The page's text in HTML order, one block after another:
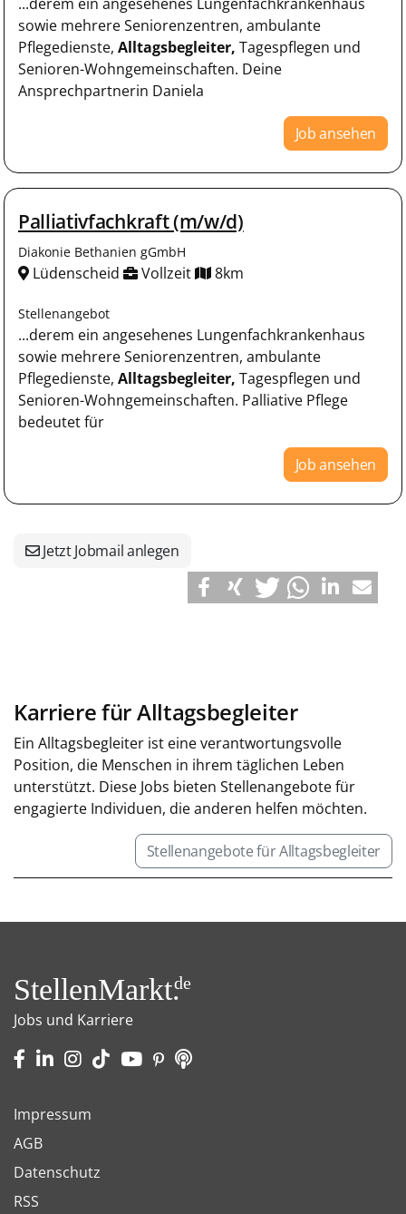
sowie mehrere Seniorenzentren, ambulante
Pflegedienste, Alltagsbegleiter, Tagespflegen und
Senioren-Wohngemeinschaften. Deine
Ansprechpartnerin Daniela
Job ansehen
Palliativfachkraft (m/w/d)
Diakonie Bethanien gGmbH
Lüdenscheid Vollzeit 8km
Stellenangebot
...derem ein angesehenes Lungenfachkrankenhaus
sowie mehrere Seniorenzentren, ambulante
Pflegedienste, Alltagsbegleiter, Tagespflegen und
Senioren-Wohngemeinschaften. Palliative Pflege
bedeutet für
Job ansehen
Jetzt Jobmail anlegen
Karriere für Alltagsbegleiter
Ein Alltagsbegleiter ist eine verantwortungsvolle
Position, die Menschen in ihrem täglichen Leben
unterstützt. Diese Jobs bieten Stellenangebote für
engagierte Individuen, die anderen helfen möchten.
Stellenangebote für Alltagsbegleiter
StellenMarkt.de
Jobs und Karriere
Impressum
AGB
Datenschutz
RSS